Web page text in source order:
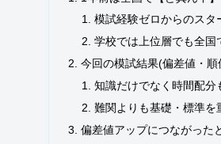
模試経験ゼロからのスタ
学校では上位層でも全国
今回の模試結果(偏差値・順
知識だけでなく時間配分
難関よりも基礎・標準を
偏差値アップにつながった